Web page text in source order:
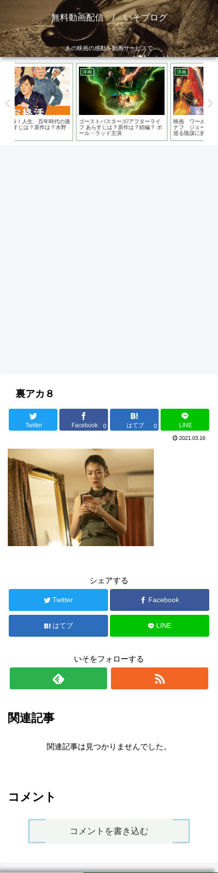
無料動画配信 / いそブログ
あの映画の感動を動画サービスで
洋画
ゴーストバスターズ/アフターライ
フ あらすじは？原作は？続編？ ポ
洋画
映画 ワールド・イズ・ノット・イ
ナフ ジェームズ・ボンドが石油を
巡る陰謀に挑む
裏アカ８
Twitter Facebook 0 はてブ 0 LINE
2021.03.16
シェアする
Twitter Facebook
はてブ LINE
いそをフォローする
関連記事
関連記事は見つかりませんでした。
コメント
コメントを書き込む